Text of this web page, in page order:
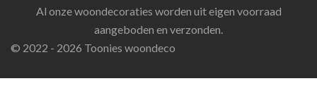
Al onze woondecoraties worden uit eigen voorraad
aangeboden en verzonden.
© 2022 - 2026 Toonies woondeco